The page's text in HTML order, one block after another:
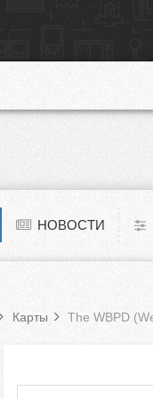
2
Squad
НОВОСТИ
Карты The WBPD